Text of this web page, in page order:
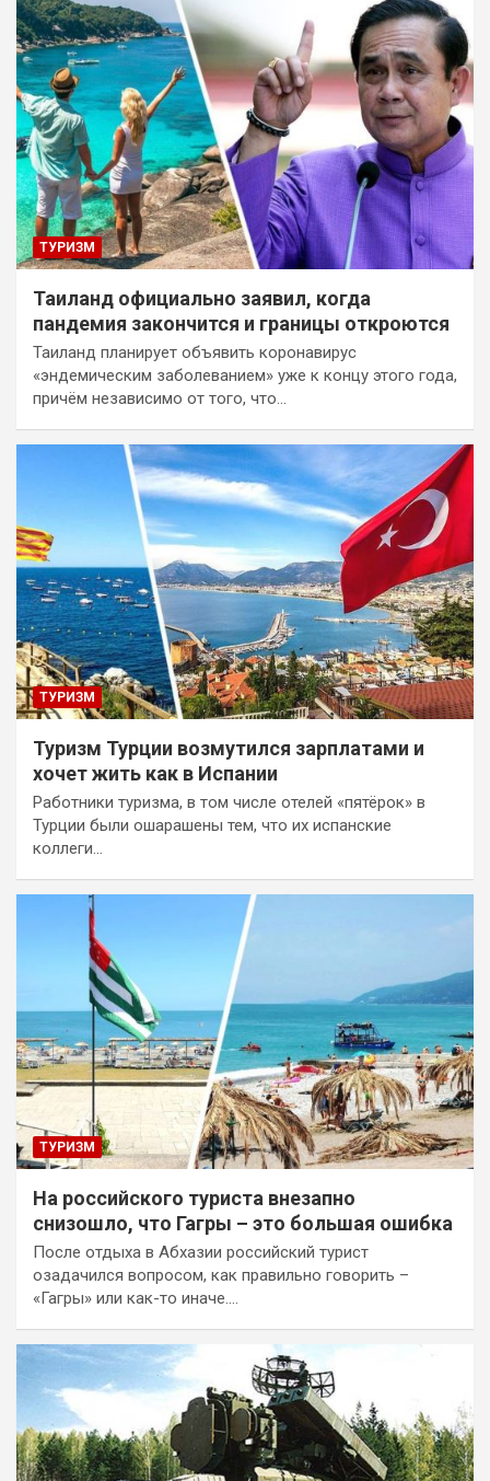
ТУРИЗМ
Таиланд официально заявил, когда
пандемия закончится и границы откроются
Таиланд планирует объявить коронавирус
«эндемическим заболеванием» уже к концу этого года,
причём независимо от того, что…
ТУРИЗМ
Туризм Турции возмутился зарплатами и
хочет жить как в Испании
Работники туризма, в том числе отелей «пятёрок» в
Турции были ошарашены тем, что их испанские
коллеги…
ТУРИЗМ
На российского туриста внезапно
снизошло, что Гагры – это большая ошибка
После отдыха в Абхазии российский турист
озадачился вопросом, как правильно говорить –
«Гагры» или как-то иначе.…